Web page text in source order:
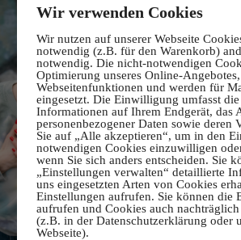
Wir verwenden Cookies
Wir nutzen auf unserer Webseite
notwendig (z.B. für den Warenkorb)
notwendig. Die nicht-notwendigen
Optimierung unseres Online-
Webseitenfunktionen und werden für
eingesetzt. Die Einwilligung umfasst
Informationen auf Ihrem Endgerät, das
personenbezogener Daten sowie deren
Sie auf „Alle akzeptieren“, um in den
notwendigen Cookies einzuwilligen
wenn Sie sich anders entscheiden. Sie
„Einstellungen verwalten“ detaillierte
uns eingesetzten Arten von Cookies
Einstellungen aufrufen. Sie können die
aufrufen und Cookies auch
(z.B. in der Datenschutzerklärung oder
Webseite).